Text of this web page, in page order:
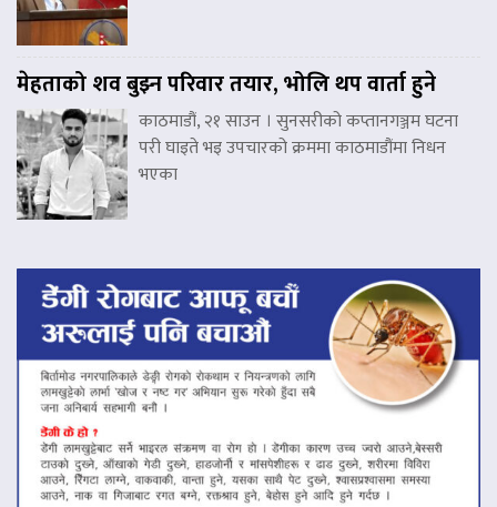
मेहताको शव बुझ्न परिवार तयार, भोलि थप वार्ता हुने
काठमाडौं, २१ साउन । सुनसरीको कप्तानगञ्जम घटना
परी घाइते भइ उपचारको क्रममा काठमाडौंमा निधन
भएका